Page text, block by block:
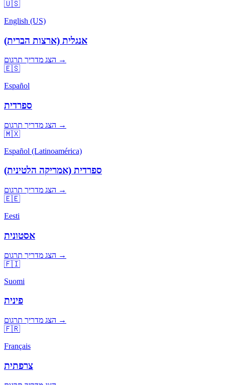
🇺🇸
English (US)
אנגלית (ארצות הברית)
הצג מדריך תרגום →
🇪🇸
Español
ספרדית
הצג מדריך תרגום →
🇲🇽
Español (Latinoamérica)
ספרדית (אמריקה הלטינית)
הצג מדריך תרגום →
🇪🇪
Eesti
אסטונית
הצג מדריך תרגום →
🇫🇮
Suomi
פינית
הצג מדריך תרגום →
🇫🇷
Français
צרפתית